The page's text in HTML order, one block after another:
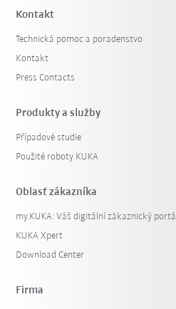
Kontakt
Technická pomoc a poradenstvo
Kontakt
Press Contacts
Produkty a služby
Případové studie
Použité roboty KUKA
Oblasť zákazníka
my.KUKA: Váš digitální zákaznický portál
KUKA Xpert
Download Center
Firma